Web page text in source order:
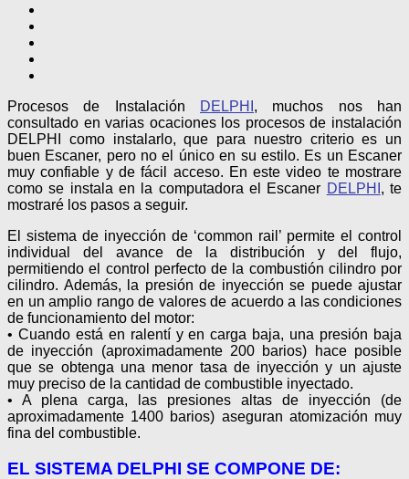
Procesos de Instalación DELPHI , muchos nos han
consultado en varias ocaciones los procesos de instalación
DELPHI como instalarlo, que para nuestro criterio es un
buen Escaner, pero no el único en su estilo. Es un Escaner
muy confiable y de fácil acceso. En este video te mostrare
como se instala en la computadora el Escaner DELPHI , te
mostraré los pasos a seguir.
El sistema de inyección de ‘common rail’ permite el control
individual del avance de la distribución y del flujo,
permitiendo el control perfecto de la combustión cilindro por
cilindro. Además, la presión de inyección se puede ajustar
en un amplio rango de valores de acuerdo a las condiciones
de funcionamiento del motor:
• Cuando está en ralentí y en carga baja, una presión baja
de inyección (aproximadamente 200 barios) hace posible
que se obtenga una menor tasa de inyección y un ajuste
muy preciso de la cantidad de combustible inyectado.
• A plena carga, las presiones altas de inyección (de
aproximadamente 1400 barios) aseguran atomización muy
fina del combustible.
EL SISTEMA DELPHI SE COMPONE DE: